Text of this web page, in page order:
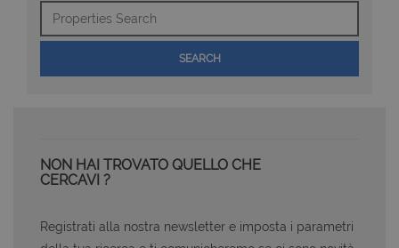
Search
SEARCH
NON HAI TROVATO QUELLO CHE
CERCAVI ?
Registrati alla nostra newsletter e imposta i parametri